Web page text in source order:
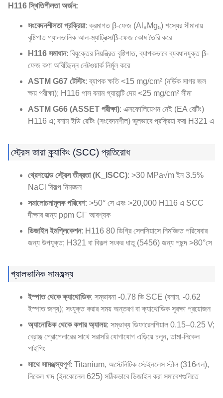
H116 স্থিতিশীলতা অর্জন:
সংবেদনশীলতা প্রক্রিয়া: ক্রমাগত β-ফেজ (Al₈Mg₅) শস্যের সীমানায়
বৃষ্টিপাত গ্যালভানিক আল-ম্যাট্রিক্স/β-ফেজ কোষ তৈরি করে
H116 সমাধান: বিযুক্তের নিয়ন্ত্রিত বৃষ্টিপাত, ব্যাপকভাবে ব্যবধানযুক্ত β-
ফেজ কণা অবিচ্ছিন্ন নেটওয়ার্ক নির্মূল করে
ASTM G67 টেস্টিং: ব্যাপক ক্ষতি <15 mg/cm² (নর্ডিক সাগর জল
ক্ষয় পরীক্ষা); H116 পাস বনাম গ্যারান্টি দেয় <25 mg/cm² সীমা
ASTM G66 (ASSET পরীক্ষা): এক্সফোলিয়েশন নেই (EA রেটিং)
H116 এ; বনাম ইডি রেটিং (সংবেদনশীল) ভুলভাবে প্রক্রিয়া করা H321 এ
স্ট্রেস জারা ক্র্যাকিং (SCC) প্রতিরোধ
থ্রেশহোল্ড স্ট্রেস তীব্রতা (K_ISCC): >30 MPa√m ইন 3.5%
NaCl বিকল্প নিমজ্জন
সমালোচনামূলক পরিবেশ: >50° সে এবং >20,000 H116 এ SCC
দীক্ষার জন্য ppm Cl⁻ আবশ্যক
ডিজাইন ইমপ্লিকেশন: H116 80 ডিগ্রি সেলসিয়াসে নিমজ্জিত পরিষেবার
জন্য উপযুক্ত; H321 বা বিকল্প সংকর ধাতু (5456) জন্য পছন্দ >80°সে
গ্যালভানিক সামঞ্জস্য
ইস্পাত থেকে ক্যাথোডিক: সম্ভাবনা -0.78 ভি SCE (বনাম. -0.62
ইস্পাত জন্য); সংযুক্ত করার সময় অন্তরণ বা ক্যাথোডিক সুরক্ষা প্রয়োজন
অ্যানোডিক থেকে কপার অ্যালয়: সম্ভাব্য ডিফারেনশিয়াল 0.15–0.25 V;
ব্রোঞ্জ প্রোপেলারের সাথে সরাসরি যোগাযোগ এড়িয়ে চলুন, তামা-নিকেল
পাইপিং
সাথে সামঞ্জস্যপূর্ণ: Titanium, অস্টেনিটিক স্টেইনলেস স্টীল (316এল),
নিকেল খাদ (ইনকোনেল 625) সঠিকভাবে ডিজাইন করা সমাবেশগুলিতে